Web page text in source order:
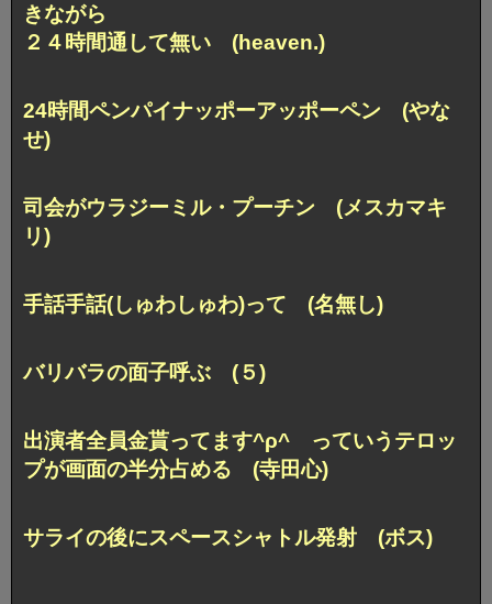
きながら
２４時間通して無い (heaven.)
24時間ペンパイナッポーアッポーペン (やな
せ)
司会がウラジーミル・プーチン (メスカマキ
リ)
手話手話(しゅわしゅわ)って (名無し)
バリバラの面子呼ぶ (５)
出演者全員金貰ってます^ρ^ っていうテロッ
プが画面の半分占める (寺田心)
サライの後にスペースシャトル発射 (ボス)